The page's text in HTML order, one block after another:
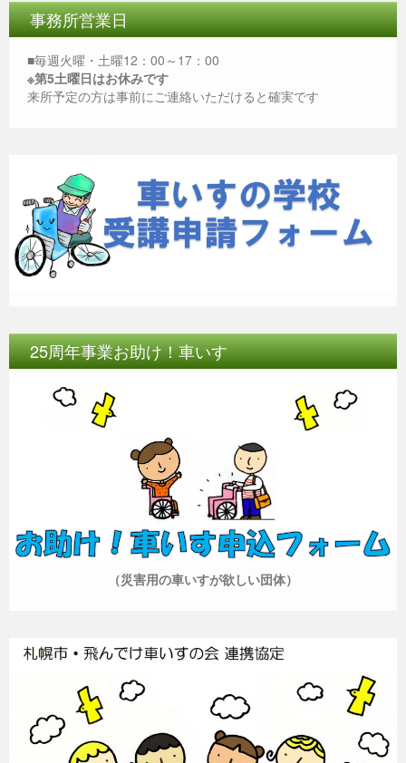
事務所営業日
■毎週火曜・土曜12：00～17：00
※第5土曜日はお休みです
来所予定の方は事前にご連絡いただけると確実です
25周年事業お助け！車いす
（災害用の車いすが欲しい団体）